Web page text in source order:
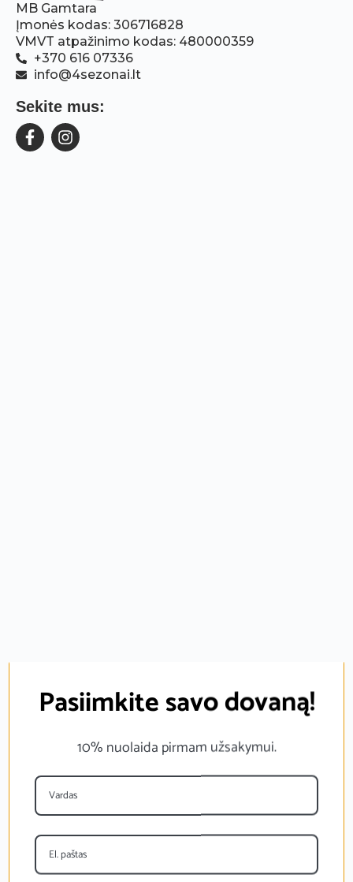
MB Gamtara
Įmonės kodas: 306716828
VMVT atpažinimo kodas: 480000359
+370 616 07336
info@4sezonai.lt
Sekite mus:
Pasiimkite savo dovaną!
10% nuolaida pirmam užsakymui.